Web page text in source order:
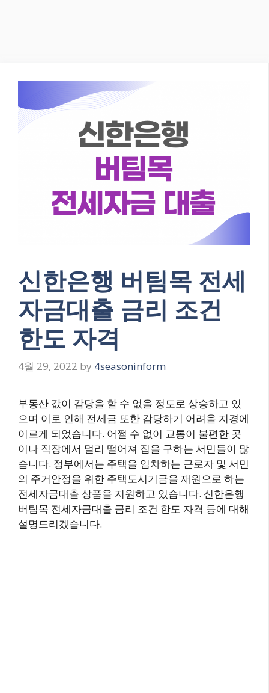
신한은행 버팀목 전세
자금대출 금리 조건
한도 자격
4월 29, 2022 by 4seasoninform
부동산 값이 감당을 할 수 없을 정도로 상승하고 있
으며 이로 인해 전세금 또한 감당하기 어려울 지경에
이르게 되었습니다. 어쩔 수 없이 교통이 불편한 곳
이나 직장에서 멀리 떨어져 집을 구하는 서민들이 많
습니다. 정부에서는 주택을 임차하는 근로자 및 서민
의 주거안정을 위한 주택도시기금을 재원으로 하는
전세자금대출 상품을 지원하고 있습니다. 신한은행
버팀목 전세자금대출 금리 조건 한도 자격 등에 대해
설명드리겠습니다.